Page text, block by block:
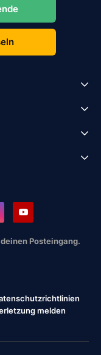
Posteingang.
melden